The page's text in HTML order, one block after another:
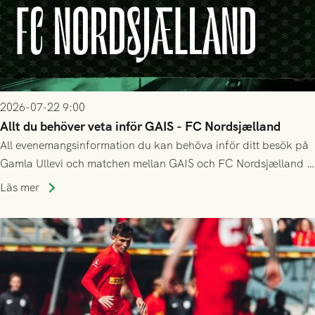
2026-07-22 9:00
Allt du behöver veta inför GAIS - FC Nordsjælland
All evenemangsinformation du kan behöva inför ditt besök på
Gamla Ullevi och matchen mellan GAIS och FC Nordsjælland i
kvalet till Conference League! Avspark kl 19.00 på torsdag
Läs mer